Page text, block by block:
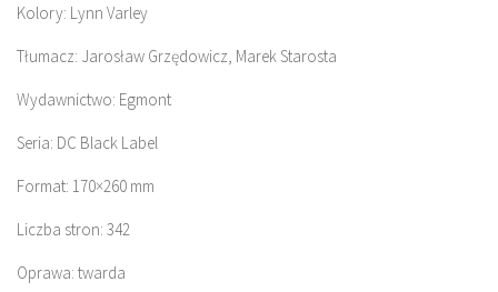
Kolory: Lynn Varley
Tłumacz: Jarosław Grzędowicz, Marek Starosta
Wydawnictwo: Egmont
Seria: DC Black Label
Format: 170×260 mm
Liczba stron: 342
Oprawa: twarda